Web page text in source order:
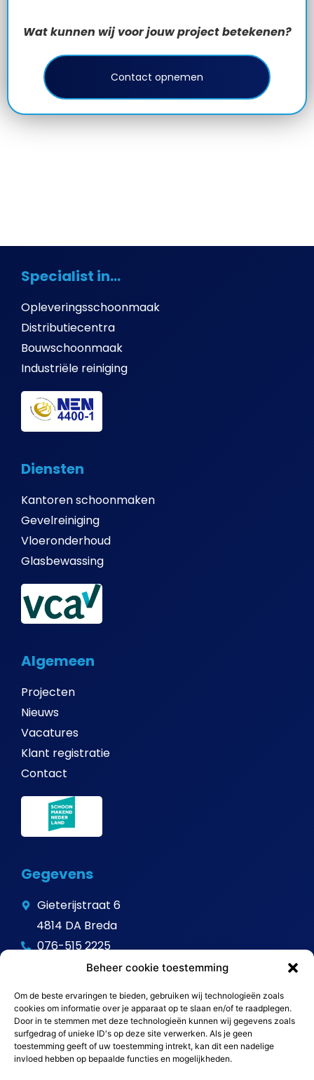
Beheer cookie toestemming
Om de beste ervaringen te bieden, gebruiken wij technologieën zoals
cookies om informatie over je apparaat op te slaan en/of te raadplegen.
Door in te stemmen met deze technologieën kunnen wij gegevens zoals
surfgedrag of unieke ID's op deze site verwerken. Als je geen
toestemming geeft of uw toestemming intrekt, kan dit een nadelige
invloed hebben op bepaalde functies en mogelijkheden.
Wat kunnen wij voor jouw project betekenen?
Contact opnemen
Specialist in...
Opleveringsschoonmaak
Distributiecentra
Bouwschoonmaak
Industriële reiniging
Diensten
Kantoren schoonmaken
Gevelreiniging
Vloeronderhoud
Glasbewassing
Algemeen
Projecten
Nieuws
Vacatures
Klant registratie
Contact
Gegevens
Gieterijstraat 6
4814 DA Breda
076-515 2225
info@avitalschoonmaak.nl